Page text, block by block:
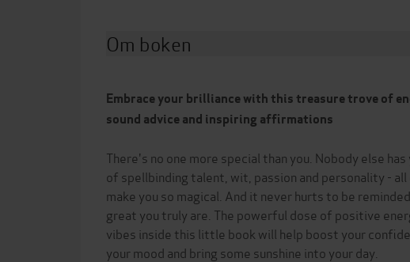
Om boken
Embrace your brilliance with this treasure trove of
sound advice and inspiring affirmations
There's no one more special than you. Nobody else
of spellbinding talent, wit, passion and personality -
make you so magical. And it never hurts to be
great you truly are. The powerful dose of positive
vibes inside this little book will help boost your
your mood and bring some sunshine into your day.